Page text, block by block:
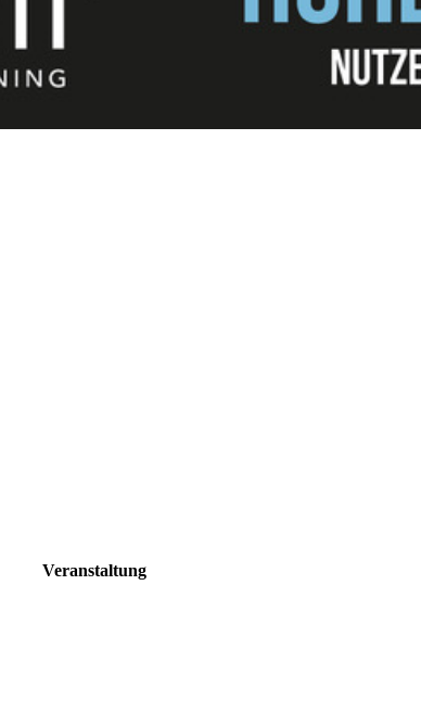
Veranstaltung